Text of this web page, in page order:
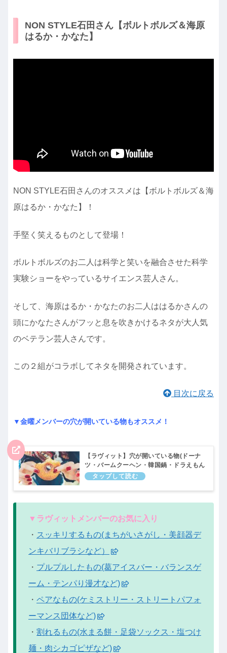
NON STYLE石田さん【ボルトボルズ＆海原
はるか・かなた】
NON STYLE石田さんのオススメは【ボルトボルズ＆海
原はるか・かなた】！
手堅く笑えるものとして登場！
ボルトボルズのお二人は科学と笑いを融合させた科学
実験ショーをやっているサイエンス芸人さん。
そして、海原はるか・かなたのお二人ははるかさんの
頭にかなたさんがフッと息を吹きかけるネタが大人気
のベテラン芸人さんです。
この２組がコラボしてネタを開発されています。
目次に戻る
▼金曜メンバーの穴が開いている物もオススメ！
【ラヴィット】穴が開いている物(ドーナ
ツ・バームクーヘン・韓国鍋・ドラえもん
ゲームなど）木曜メンバーおすすめ！ラビ
▼ラヴィットメンバーのお気に入り
・ スッキリするもの(まちがいさがし・美顔器デ
ンキバリブラシなど）
・ プルプルしたもの(葛アイスバー・バランスゲ
ーム・テンパり漫才など)
・ ペアなもの(ケミストリー・ストリートパフォ
ーマンス団体など)
・ 割れるもの(水まる餅・足袋ソックス・塩つけ
麺・肉シカゴピザなど)